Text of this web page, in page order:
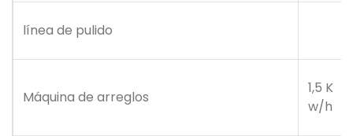
línea de pulido
Máquina de arreglos
1,5 K
w/h